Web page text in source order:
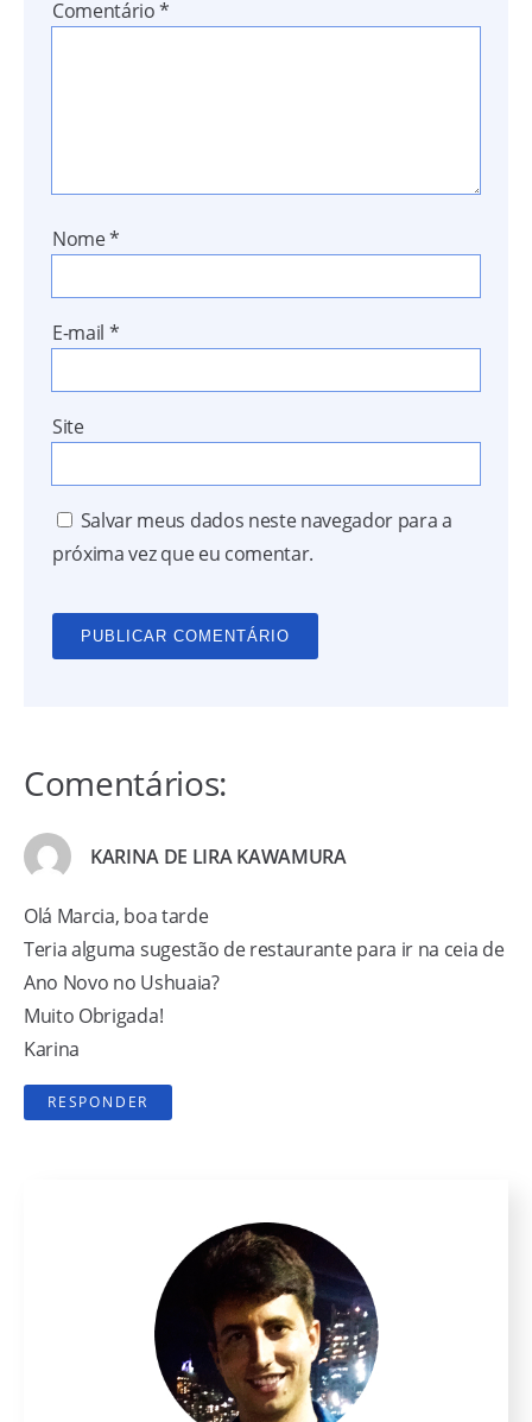
Comentário*
Nome*
E-mail *
Site
Salvar meus dados neste navegador para a
próxima vez que eu comentar.
Comentários:
KARINA DE LIRA KAWAMURA
Olá Marcia, boa tarde
Teria alguma sugestão de restaurante para ir na ceia de
Ano Novo no Ushuaia?
Muito Obrigada!
Karina
RESPONDER